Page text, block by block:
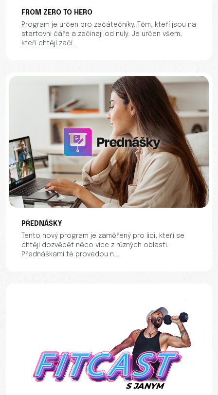
FROM ZERO TO HERO
Program je určen pro začátečníky. Těm, kteří jsou na
startovní čáře a začínají od nuly. Je určen všem,
kteří chtějí začí...
PŘEDNÁŠKY
Tento nový program je zaměřený pro lidi, kteří se
chtějí dozvědět něco více z různých oblastí.
Přednáškami tě provedou n...